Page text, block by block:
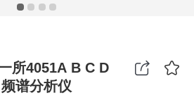
所4051A B C D
谱分析仪